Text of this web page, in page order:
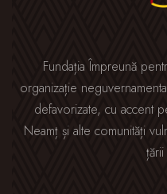
Fundația Împreună
organizație
defavorizate, cu accent
Neamț și alte comunități